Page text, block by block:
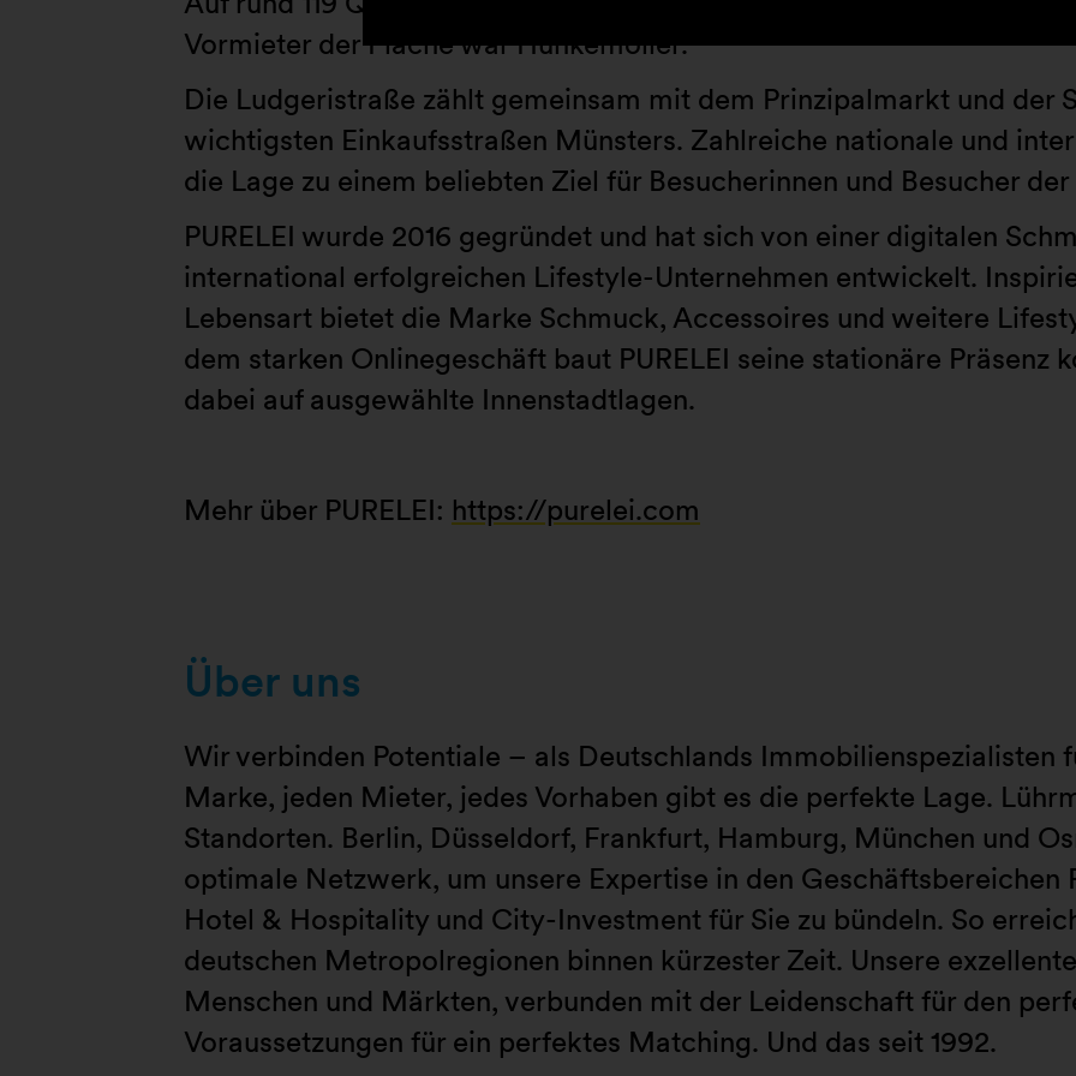
Vormieter der Fläche war Hunkemöller.
Die Ludgeristraße zählt gemeinsam mit dem Prinzipalmarkt und der
wichtigsten Einkaufsstraßen Münsters. Zahlreiche nationale und
die Lage zu einem beliebten Ziel für Besucherinnen und Besucher
PURELEI wurde 2016 gegründet und hat sich von einer digitalen
international erfolgreichen Lifestyle-Unternehmen entwickelt.
Lebensart bietet die Marke Schmuck, Accessoires und weitere
dem starken Onlinegeschäft baut PURELEI seine stationäre Präsenz
dabei auf ausgewählte Innenstadtlagen.
Mehr über PURELEI: https://purelei.com
Über uns
Wir verbinden Potentiale – als Deutschlands Immobilienspezialisten
Marke, jeden Mieter, jedes Vorhaben gibt es die perfekte Lage.
Standorten. Berlin, Düsseldorf, Frankfurt, Hamburg, München und
optimale Netzwerk, um unsere Expertise in den Geschäftsbereichen
Hotel & Hospitality und City-Investment für Sie zu bündeln. So
deutschen Metropolregionen binnen kürzester Zeit. Unsere
Menschen und Märkten, verbunden mit der Leidenschaft für den
Voraussetzungen für ein perfektes Matching. Und das seit 1992.